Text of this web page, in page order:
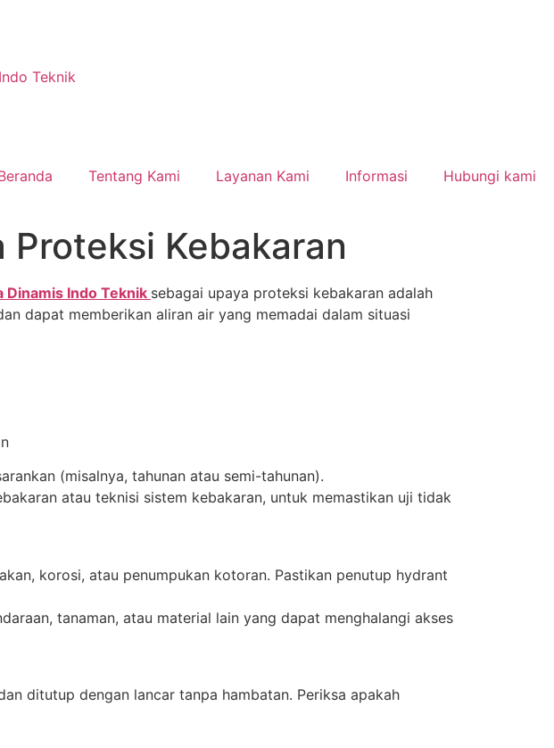
Tentang Kami Layanan Kami Informasi Hubungi kami
Proteksi Kebakaran
Dinamis Indo Teknik sebagai upaya proteksi kebakaran adalah
dapat memberikan aliran air yang memadai dalam situasi
(misalnya, tahunan atau semi-tahunan).
atau teknisi sistem kebakaran, untuk memastikan uji tidak
korosi, atau penumpukan kotoran. Pastikan penutup hydrant
tanaman, atau material lain yang dapat menghalangi akses
ditutup dengan lancar tanpa hambatan. Periksa apakah